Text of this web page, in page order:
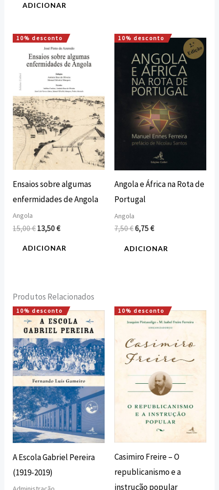
ADICIONAR
10% desconto
Ensaios sobre algumas
enfermidades de Angola
Angola
15,00€
O
preço
original
15,00 €.
13,50€
O
preço
atual
13,50 €.
ADICIONAR
10% desconto
Angola e África na Rota de
Portugal
Angola
7,50€
O
preço
original
era:
7,50 €.
6,75€
O
preço
atual
é:
6,75 €.
ADICIONAR
Produtos Relacionados
10% desconto
A Escola Gabriel Pereira
(1919-2019)
O
preço
original
era:
20,00 €.
O
preço
atual
é:
18,00 €.
10% desconto
Casimiro Freire – O
republicanismo e a
instrução popular
O
preço
era:
O
preço
é:
14,40 €.